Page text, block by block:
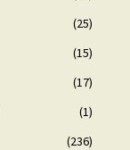
(25)
(15)
(17)
(1)
(236)